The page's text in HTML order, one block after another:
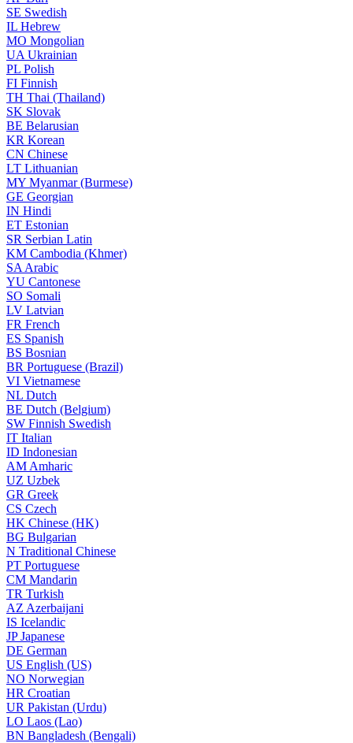
SE Swedish
IL Hebrew
MO Mongolian
UA Ukrainian
PL Polish
FI Finnish
TH Thai (Thailand)
SK Slovak
BE Belarusian
KR Korean
CN Chinese
LT Lithuanian
MY Myanmar (Burmese)
GE Georgian
IN Hindi
ET Estonian
SR Serbian Latin
KM Cambodia (Khmer)
SA Arabic
YU Cantonese
SO Somali
LV Latvian
FR French
ES Spanish
BS Bosnian
BR Portuguese (Brazil)
VI Vietnamese
NL Dutch
BE Dutch (Belgium)
SW Finnish Swedish
IT Italian
ID Indonesian
AM Amharic
UZ Uzbek
GR Greek
CS Czech
HK Chinese (HK)
BG Bulgarian
N Traditional Chinese
PT Portuguese
CM Mandarin
TR Turkish
AZ Azerbaijani
IS Icelandic
JPJapanese
DE German
US English (US)
NO Norwegian
HR Croatian
UR Pakistan (Urdu)
LO Laos (Lao)
BN Bangladesh (Bengali)